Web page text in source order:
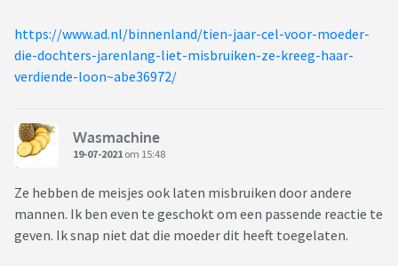
https://www.ad.nl/binnenland/tien-jaar-cel-voor-moeder-
die-dochters-jarenlang-liet-misbruiken-ze-kreeg-haar-
verdiende-loon~abe36972/
Wasmachine
19-07-2021 om 15:48
Ze hebben de meisjes ook laten misbruiken door andere
mannen. Ik ben even te geschokt om een passende reactie te
geven. Ik snap niet dat die moeder dit heeft toegelaten.